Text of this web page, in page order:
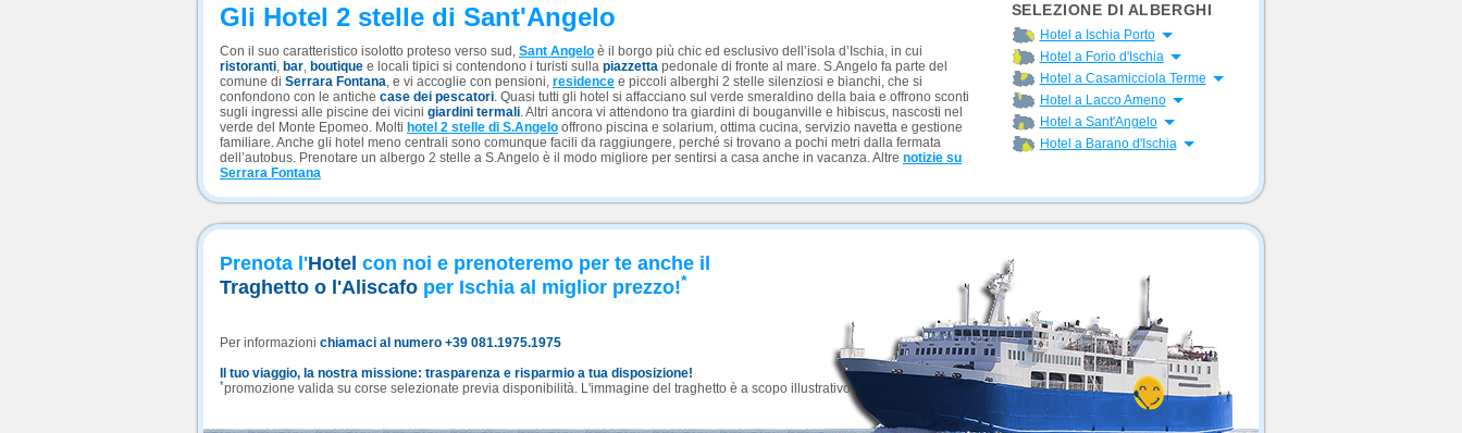
Gli Hotel 2 stelle di Sant'Angelo
Con il suo caratteristico isolotto proteso verso sud, Sant Angelo è il borgo più chic ed esclusivo dell’isola d’Ischia, in cui
ristoranti, bar, boutique e locali tipici si contendono i turisti sulla piazzetta pedonale di fronte al mare. S.Angelo fa parte del
comune di Serrara Fontana, e vi accoglie con pensioni, residence e piccoli alberghi 2 stelle silenziosi e bianchi, che si
confondono con le antiche case dei pescatori. Quasi tutti gli hotel si affacciano sul verde smeraldino della baia e offrono sconti
sugli ingressi alle piscine dei vicini giardini termali. Altri ancora vi attendono tra giardini di bouganville e hibiscus, nascosti nel
verde del Monte Epomeo. Molti hotel 2 stelle di S.Angelo offrono piscina e solarium, ottima cucina, servizio navetta e gestione
familiare. Anche gli hotel meno centrali sono comunque facili da raggiungere, perché si trovano a pochi metri dalla fermata
dell’autobus. Prenotare un albergo 2 stelle a S.Angelo è il modo migliore per sentirsi a casa anche in vacanza. Altre notizie su
Serrara Fontana
SELEZIONE DI ALBERGHI
Hotel a Ischia Porto Apri menu
Hotel a Forio d'Ischia Apri menu
Hotel a Casamicciola Terme Apri menu
Hotel a Lacco Ameno Apri menu
Hotel a Sant'Angelo Apri menu
Hotel a Barano d'Ischia Apri menu
Prenota l'Hotel con noi e prenoteremo per te anche il
Traghetto o l'Aliscafo per Ischia al miglior prezzo!*
Per informazioni chiamaci al numero +39 081.1975.1975
Il tuo viaggio, la nostra missione: trasparenza e risparmio a tua disposizione!
*promozione valida su corse selezionate previa disponibilità. L'immagine del traghetto è a scopo illustrativo.